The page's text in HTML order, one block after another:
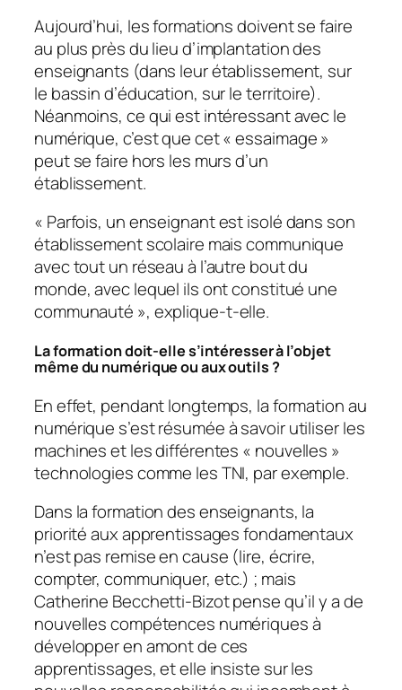
Aujourd’hui, les formations doivent se faire
au plus près du lieu d’implantation des
enseignants (dans leur établissement, sur
le bassin d’éducation, sur le territoire).
Néanmoins, ce qui est intéressant avec le
numérique, c’est que cet «essaimage»
peut se faire hors les murs d’un
établissement.
« Parfois, un enseignant est isolé dans son
établissement scolaire mais communique
avec tout un réseau à l’autre bout du
monde, avec lequel ils ont constitué une
communauté », explique-t-elle.
La formation doit-elle s’intéresser à l’objet
même du numérique ou aux outils ?
En effet, pendant longtemps, la formation au
numérique s’est résumée à savoir utiliser les
machines et les différentes « nouvelles »
technologies comme les TNI, par exemple.
Dans la formation des enseignants, la
priorité aux apprentissages fondamentaux
n’est pas remise en cause (lire, écrire,
compter, communiquer, etc.) ; mais
Catherine Becchetti-Bizot pense qu’il y a de
nouvelles compétences numériques à
développer en amont de ces
apprentissages, et elle insiste sur les